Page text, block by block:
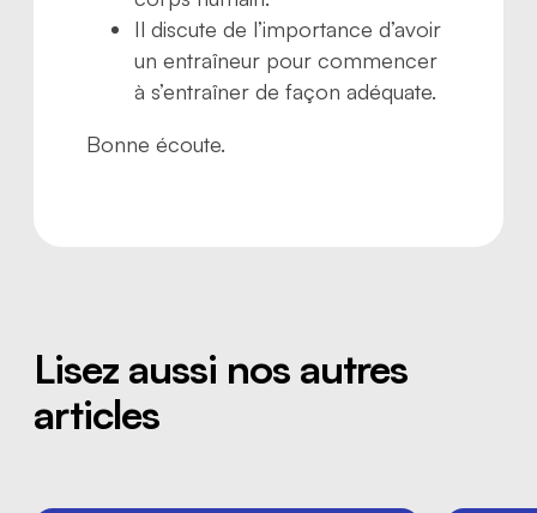
Il discute de l’importance d’avoir
un entraîneur pour commencer
à s’entraîner de façon adéquate.
Bonne écoute.
Lisez aussi nos autres
articles